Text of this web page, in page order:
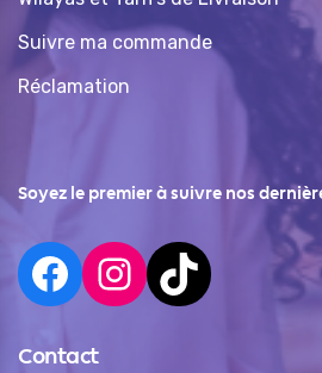
Suivre ma commande
Réclamation
Soyez le premier à suivre nos
Contact